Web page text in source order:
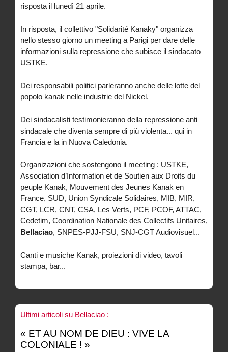
risposta il lunedì 21 aprile.
In risposta, il collettivo "Solidarité Kanaky" organizza
nello stesso giorno un meeting a Parigi per dare delle
informazioni sulla repressione che subisce il sindacato
USTKE.
Dei responsabili politici parleranno anche delle lotte del
popolo kanak nelle industrie del Nickel.
Dei sindacalisti testimonieranno della repressione anti
sindacale che diventa sempre di più violenta... qui in
Francia e la in Nuova Caledonia.
Organizazioni che sostengono il meeting : USTKE,
Association d’Information et de Soutien aux Droits du
peuple Kanak, Mouvement des Jeunes Kanak en
France, SUD, Union Syndicale Solidaires, MIB, MIR,
CGT, LCR, CNT, CSA, Les Verts, PCF, PCOF, ATTAC,
Cedetim, Coordination Nationale des Collectifs Unitaires,
Bellaciao, SNPES-PJJ-FSU, SNJ-CGT Audiovisuel...
Canti e musiche Kanak, proiezioni di video, tavoli
stampa, bar...
Ultimi articoli su Bellaciao :
« ET AU NOM DE DIEU : VIVE LA
COLONIALE ! »